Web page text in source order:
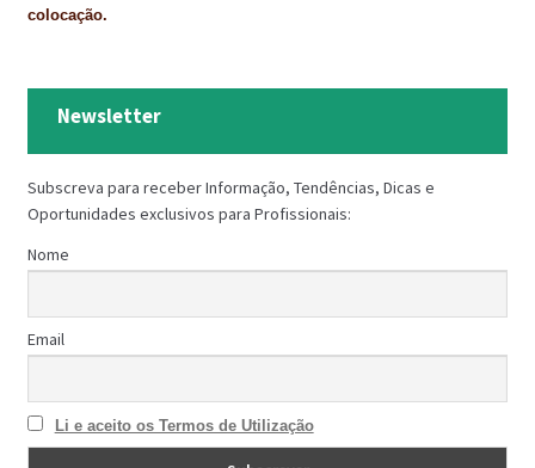
colocação.
Newsletter
Subscreva para receber Informação, Tendências, Dicas e
Oportunidades exclusivos para Profissionais:
Nome
Email
Li e aceito os Termos de Utilização